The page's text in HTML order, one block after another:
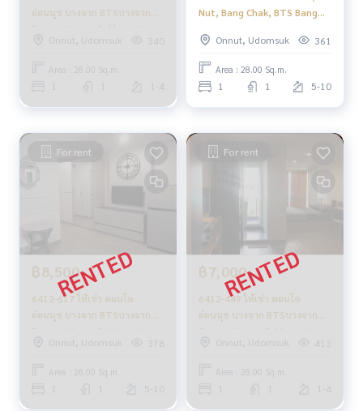
อ่อนนุช บางจาก BTSบางจาก
Regent Home Sukhumvit
97/1 1ห้องนอน
Onnut, Udomsuk 340
Area : 28.00 Sq.m.
1-4
Nut, Bang Chak, BTS Bang
Sukhumvit 97/1, 1 bedroom.
Onnut, Udomsuk 361
Area : 28.00 Sq.m.
1 1 5-10
For rent
฿8,500
6412-617 ให้เช่า คอนโด
อ่อนนุช บางจาก BTSบางจาก
Regent Home Sukhumvit
97/1 1ห้องนอน
Onnut, Udomsuk 378
Area : 28.00 Sq.m.
5-10
For rent
฿7,000
6412-449 ให้เช่า คอนโด
อ่อนนุช บางจาก BTSบางจาก
Regent Home Sukhumvit
97/1 ห้องStudio
Onnut, Udomsuk 413
Area : 28.00 Sq.m.
1-4